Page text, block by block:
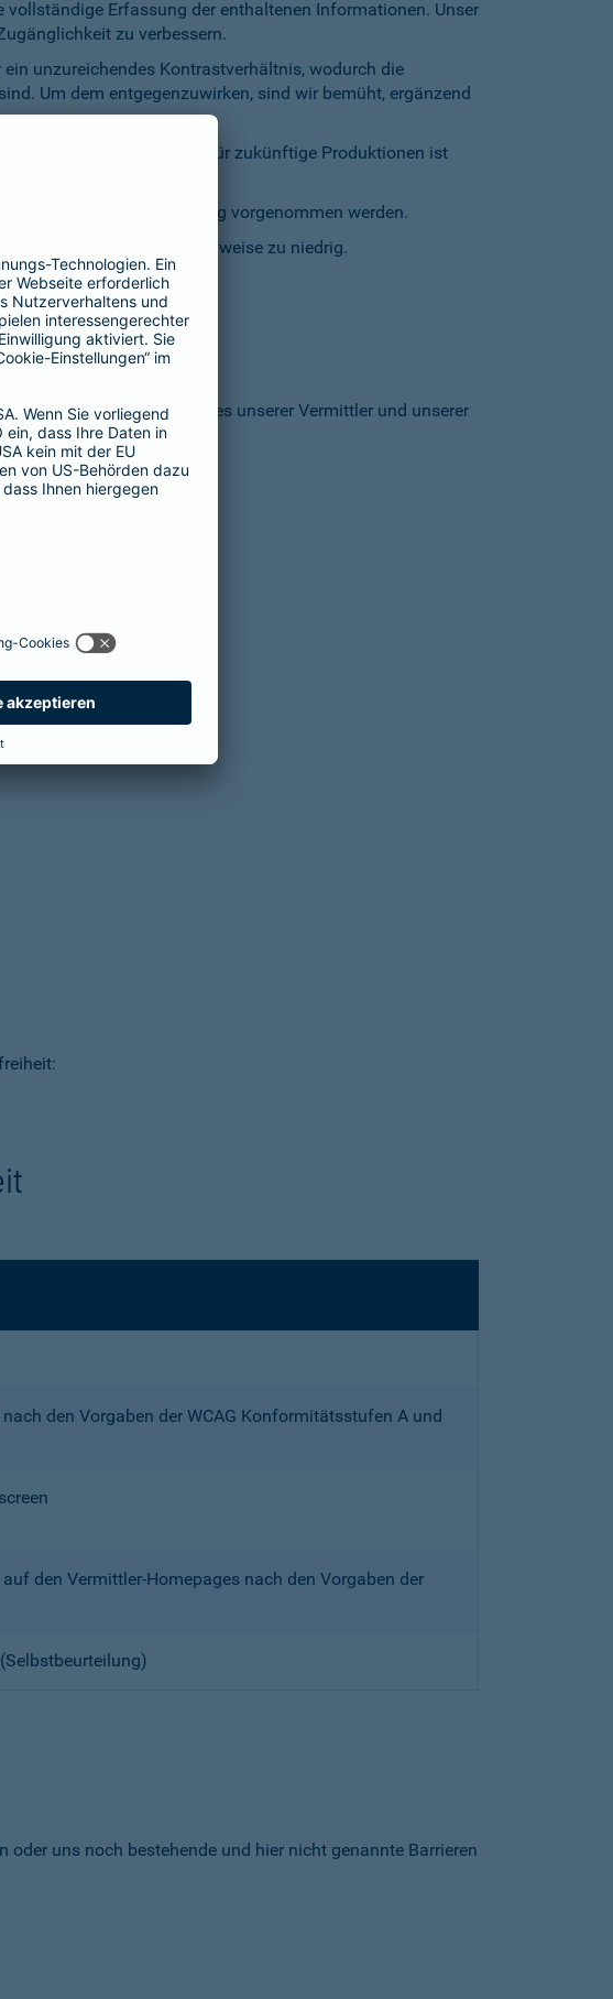
Erfassung der enthaltenen Informationen. Unser
zu verbessern.
ein unzureichendes Kontrastverhältnis, wodurch die
Um dem entgegenzuwirken, sind wir bemüht, ergänzend
einschränkt. Für zukünftige Produktionen ist
per Tastaturbedienung vorgenommen werden.
und Hintergrund stellenweise zu niedrig.
auf den Homepages unserer Vermittler und unserer
den Vorgaben der WCAG Konformitätsstufen A und
den Vermittler-Homepages nach den Vorgaben der
uns noch bestehende und hier nicht genannte Barrieren